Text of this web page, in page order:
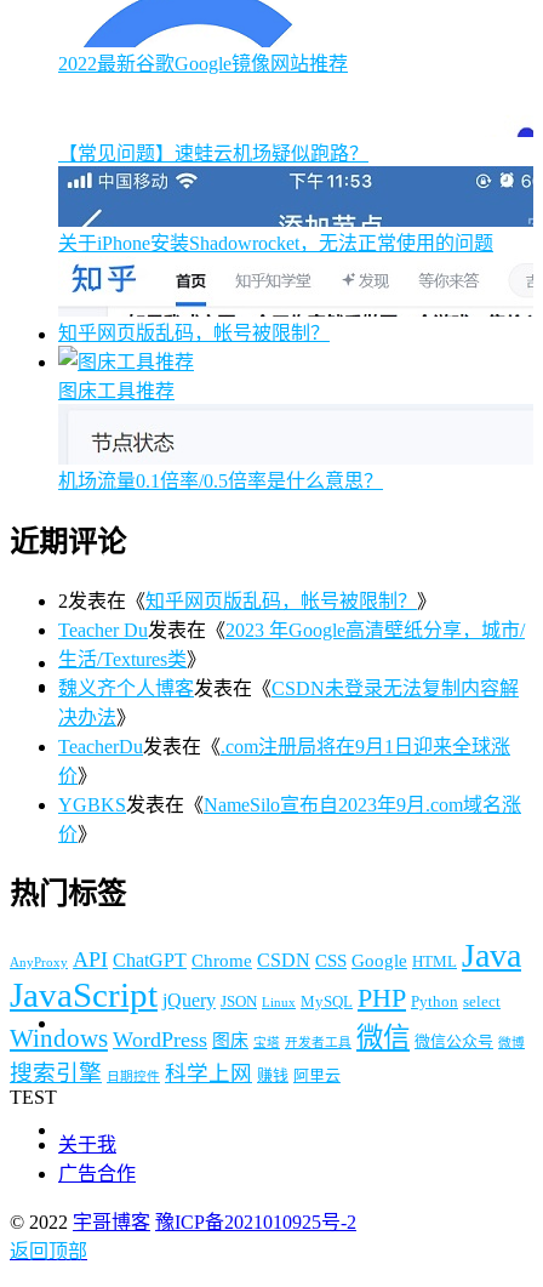
2022最新谷歌Google镜像网站推荐
【常见问题】速蛙云机场疑似跑路？
关于iPhone安装Shadowrocket，无法正常使用的问题
知乎网页版乱码，帐号被限制？
图床工具推荐
机场流量0.1倍率/0.5倍率是什么意思？
近期评论
2发表在《知乎网页版乱码，帐号被限制？ 》
Teacher Du发表在《2023 年Google高清壁纸分享，城市/
生活/Textures类》
魏义齐个人博客发表在《CSDN未登录无法复制内容解
决办法》
TeacherDu发表在《.com注册局将在9月1日迎来全球涨
价》
YGBKS发表在《NameSilo宣布自2023年9月.com域名涨
价》
热门标签
AnyProxy API ChatGPT Chrome CSDN CSS Google HTML Java
JavaScript jQuery JSON Linux MySQL PHP Python select
Windows WordPress 图床 宝塔 开发者工具 微信 微信公众号 微博
搜索引擎 日期控件 科学上网 赚钱 阿里云
TEST
关于我
广告合作
© 2022 宇哥博客 豫ICP备2021010925号-2
返回顶部